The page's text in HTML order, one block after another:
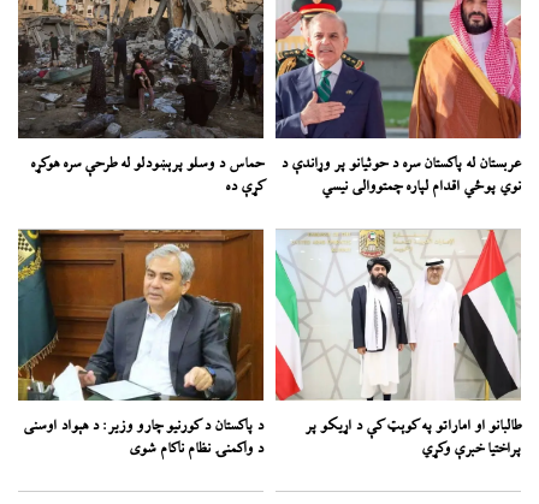
عربستان له پاکستان سره د حوثیانو پر وړاندې د
نوي پوځي اقدام لپاره چمتووالی نیسي
حماس د وسلو پرېښودلو له طرحې سره هوکړه
کړې ده
طالبانو او اماراتو په کوېټ کې د اړیکو پر
پراختیا خبرې وکړي
د پاکستان د کورنیو چارو وزیر: د هېواد اوسنی
د واکمنۍ نظام ناکام شوی